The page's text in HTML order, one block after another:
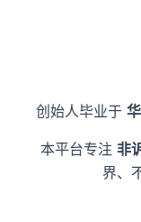
创始人毕业于
本平台专注 非
界、